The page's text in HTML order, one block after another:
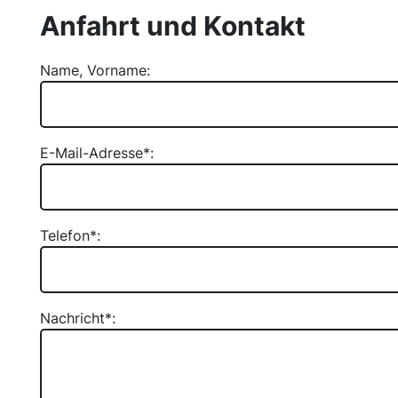
Anfahrt und Kontakt
Name, Vorname:
E-Mail-Adresse*:
Telefon*:
Nachricht*: